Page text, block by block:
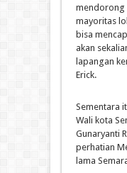
mendorong
mayoritas
bisa
akan
lapangan
Erick.
Sementara
Wali kota
Gunaryanti
perhatian
lama